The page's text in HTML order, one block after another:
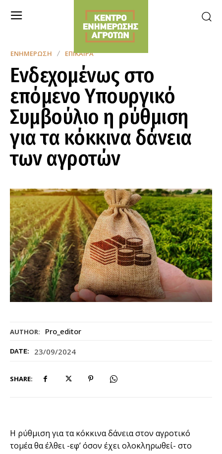
AUTHOR: Pro_editor
DATE: 23/09/2024
SHARE:
ΕΝΗΜΈΡΩΣΗ ΕΠΊΚΑΙΡΑ
Ενδεχομένως στο
επόμενο Υπουργικό
Συμβούλιο η ρύθμιση
για τα κόκκινα δάνεια
των αγροτών
Η ρύθμιση για τα κόκκινα δάνεια στον αγροτικό
τομέα θα έλθει -εφ’ όσον έχει ολοκληρωθεί- στο